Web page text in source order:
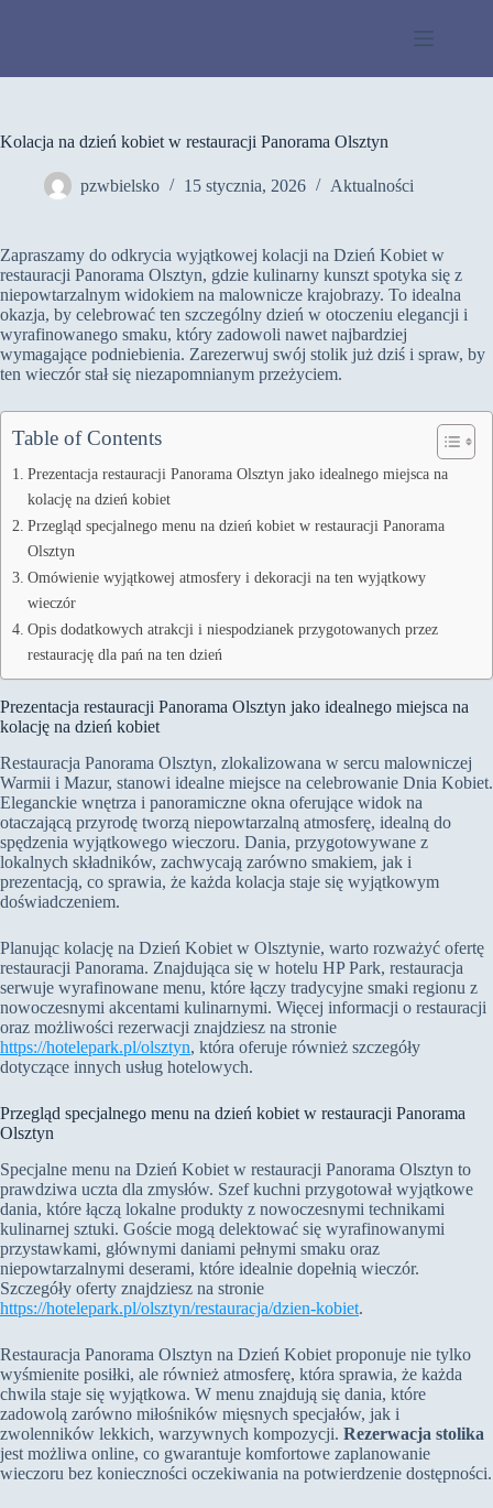
Kolacja na dzień kobiet w restauracji Panorama Olsztyn
pzwbielsko 15 stycznia, 2026 Aktualności
Zapraszamy do odkrycia wyjątkowej kolacji na Dzień Kobiet w
restauracji Panorama Olsztyn, gdzie kulinarny kunszt spotyka się z
niepowtarzalnym widokiem na malownicze krajobrazy. To idealna
okazja, by celebrować ten szczególny dzień w otoczeniu elegancji i
wyrafinowanego smaku, który zadowoli nawet najbardziej
wymagające podniebienia. Zarezerwuj swój stolik już dziś i spraw, by
ten wieczór stał się niezapomnianym przeżyciem.
Table of Contents
Prezentacja restauracji Panorama Olsztyn jako idealnego miejsca na
kolację na dzień kobiet
Przegląd specjalnego menu na dzień kobiet w restauracji Panorama
Olsztyn
Omówienie wyjątkowej atmosfery i dekoracji na ten wyjątkowy
wieczór
Opis dodatkowych atrakcji i niespodzianek przygotowanych przez
restaurację dla pań na ten dzień
Prezentacja restauracji Panorama Olsztyn jako idealnego miejsca na
kolację na dzień kobiet
Restauracja Panorama Olsztyn, zlokalizowana w sercu malowniczej
Warmii i Mazur, stanowi idealne miejsce na celebrowanie Dnia Kobiet.
Eleganckie wnętrza i panoramiczne okna oferujące widok na
otaczającą przyrodę tworzą niepowtarzalną atmosferę, idealną do
spędzenia wyjątkowego wieczoru. Dania, przygotowywane z
lokalnych składników, zachwycają zarówno smakiem, jak i
prezentacją, co sprawia, że każda kolacja staje się wyjątkowym
doświadczeniem.
Planując kolację na Dzień Kobiet w Olsztynie, warto rozważyć ofertę
restauracji Panorama. Znajdująca się w hotelu HP Park, restauracja
serwuje wyrafinowane menu, które łączy tradycyjne smaki regionu z
nowoczesnymi akcentami kulinarnymi. Więcej informacji o restauracji
oraz możliwości rezerwacji znajdziesz na stronie
https://hotelepark.pl/olsztyn, która oferuje również szczegóły
dotyczące innych usług hotelowych.
Przegląd specjalnego menu na dzień kobiet w restauracji Panorama
Olsztyn
Specjalne menu na Dzień Kobiet w restauracji Panorama Olsztyn to
prawdziwa uczta dla zmysłów. Szef kuchni przygotował wyjątkowe
dania, które łączą lokalne produkty z nowoczesnymi technikami
kulinarnej sztuki. Goście mogą delektować się wyrafinowanymi
przystawkami, głównymi daniami pełnymi smaku oraz
niepowtarzalnymi deserami, które idealnie dopełnią wieczór.
Szczegóły oferty znajdziesz na stronie
https://hotelepark.pl/olsztyn/restauracja/dzien-kobiet.
Restauracja Panorama Olsztyn na Dzień Kobiet proponuje nie tylko
wyśmienite posiłki, ale również atmosferę, która sprawia, że każda
chwila staje się wyjątkowa. W menu znajdują się dania, które
zadowolą zarówno miłośników mięsnych specjałów, jak i
zwolenników lekkich, warzywnych kompozycji. Rezerwacja stolika
jest możliwa online, co gwarantuje komfortowe zaplanowanie
wieczoru bez konieczności oczekiwania na potwierdzenie dostępności.